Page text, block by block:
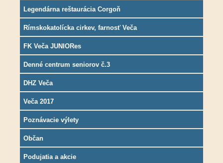
Legendárna reštaurácia Corgoň
Rímskokatolícka cirkev, farnosť Veča
FK Veča JUNIORes
Denné centrum seniorov č.3
DHZ Veča
Veča 2017
Poznávacie výlety
Občan
Podujatia a akcie